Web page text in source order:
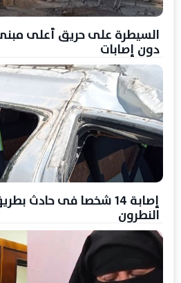
السيطرة على حريق أعلى
دون إصابات
إصابة 14 شخصا فى حادث
النطرون